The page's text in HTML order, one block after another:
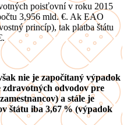
poisťovní v roku 2015
3,956 mld. €. Ak EAO
princíp), tak platba štátu
nie je započítaný výpadok
zdravotných odvodov pre
a stále je
štátu iba 3,67 % (výpadok